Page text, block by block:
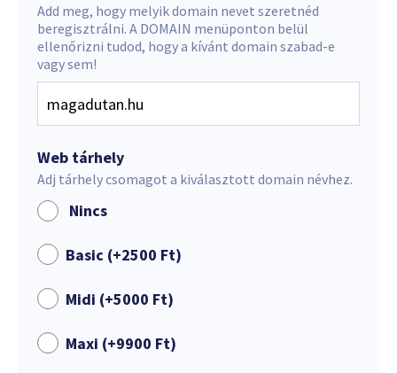
Add meg, hogy melyik domain nevet szeretnéd
beregisztrálni. A DOMAIN menüponton belül
ellenőrizni tudod, hogy a kívánt domain szabad-e
vagy sem!
Web tárhely
Adj tárhely csomagot a kiválasztott domain névhez.
Nincs
Basic (+2500 Ft)
Midi (+5000 Ft)
Maxi (+9900 Ft)